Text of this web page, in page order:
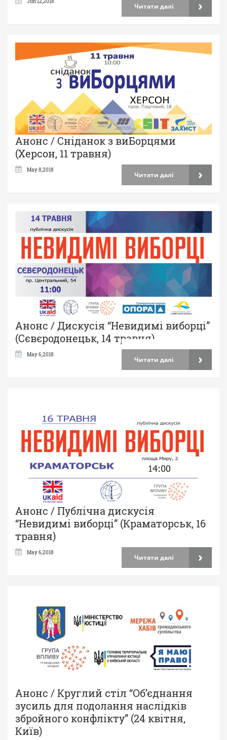
Читати далі ›
Анонс / Сніданок з виБорцями
(Херсон, 11 травня)
Читати далі ›
May 8,2018
Анонс / Дискусія “Невидимі виборці”
(Сєвєродонецьк, 14 травня)
Читати далі ›
May 6,2018
Анонс / Публічна дискусія
“Невидимі виборці” (Краматорськ, 16
травня)
Читати далі ›
May 6,2018
Анонс / Круглий стіл “Об’єднання
зусиль для подолання наслідків
збройного конфлікту” (24 квітня,
Київ)